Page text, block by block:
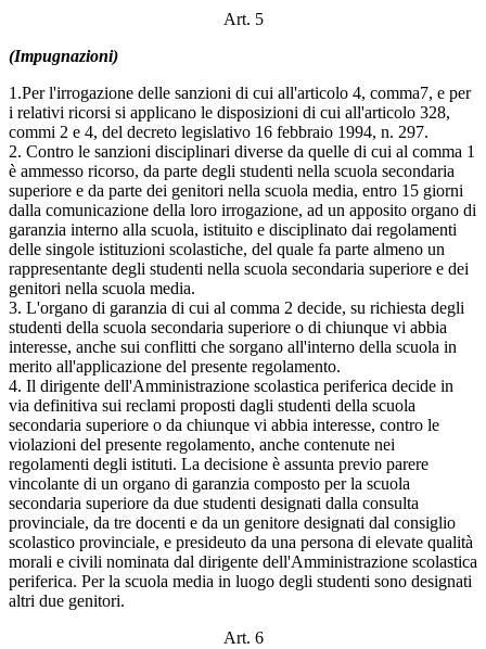
Art. 5
(Impugnazioni)
1.Per l'irrogazione delle sanzioni di cui all'articolo 4, comma7, e per
i relativi ricorsi si applicano le disposizioni di cui all'articolo 328,
commi 2 e 4, del decreto legislativo 16 febbraio 1994, n. 297.
2. Contro le sanzioni disciplinari diverse da quelle di cui al comma 1
è ammesso ricorso, da parte degli studenti nella scuola secondaria
superiore e da parte dei genitori nella scuola media, entro 15 giorni
dalla comunicazione della loro irrogazione, ad un apposito organo di
garanzia interno alla scuola, istituito e disciplinato dai regolamenti
delle singole istituzioni scolastiche, del quale fa parte almeno un
rappresentante degli studenti nella scuola secondaria superiore e dei
genitori nella scuola media.
3. L'organo di garanzia di cui al comma 2 decide, su richiesta degli
studenti della scuola secondaria superiore o di chiunque vi abbia
interesse, anche sui conflitti che sorgano all'interno della scuola in
merito all'applicazione del presente regolamento.
4. Il dirigente dell'Amministrazione scolastica periferica decide in
via definitiva sui reclami proposti dagli studenti della scuola
secondaria superiore o da chiunque vi abbia interesse, contro le
violazioni del presente regolamento, anche contenute nei
regolamenti degli istituti. La decisione è assunta previo parere
vincolante di un organo di garanzia composto per la scuola
secondaria superiore da due studenti designati dalla consulta
provinciale, da tre docenti e da un genitore designati dal consiglio
scolastico provinciale, e presideuto da una persona di elevate qualità
morali e civili nominata dal dirigente dell'Amministrazione scolastica
periferica. Per la scuola media in luogo degli studenti sono designati
altri due genitori.
Art. 6